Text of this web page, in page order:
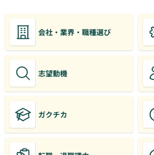
会社・業界・職種選び
志望動機
ガクチカ